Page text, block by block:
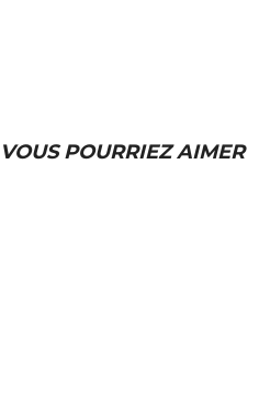
VOUS POURRIEZ AIMER